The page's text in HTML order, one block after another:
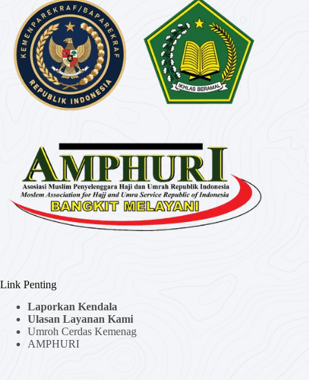
Link Penting
Laporkan Kendala
Ulasan Layanan Kami
Umroh Cerdas Kemenag
AMPHURI